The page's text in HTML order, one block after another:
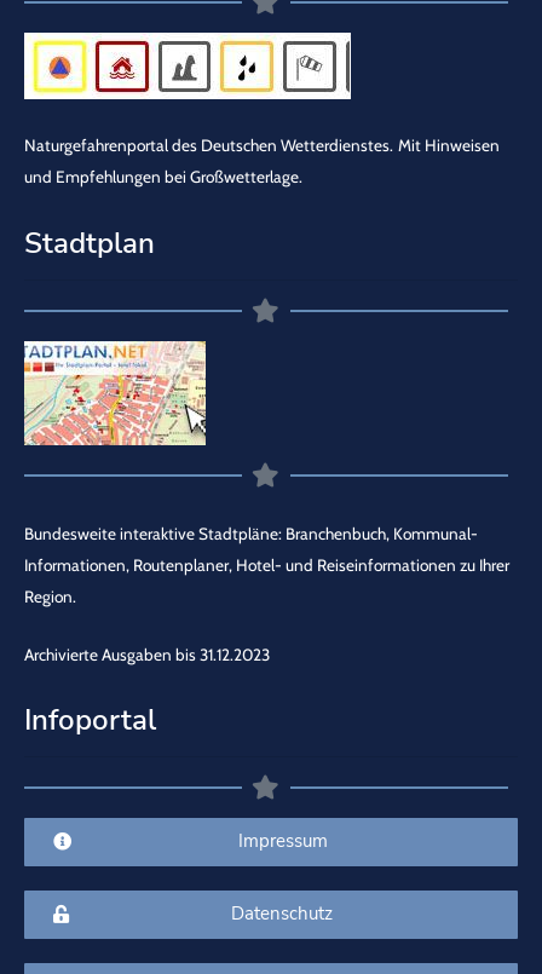
Naturgefahrenportal des Deutschen Wetterdienstes. Mit Hinweisen
und Empfehlungen bei Großwetterlage.
Stadtplan
Bundesweite interaktive Stadtpläne: Branchenbuch, Kommunal-
Informationen, Routenplaner, Hotel- und Reiseinformationen zu Ihrer
Region.
Archivierte Ausgaben bis 31.12.2023
Infoportal
Impressum
Datenschutz